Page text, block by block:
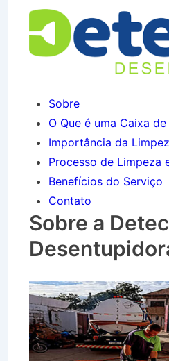
Sobre
O Que é uma Caixa
Importância da
Processo de Limpeza
Benefícios do Serviço
Contato
Sobre a